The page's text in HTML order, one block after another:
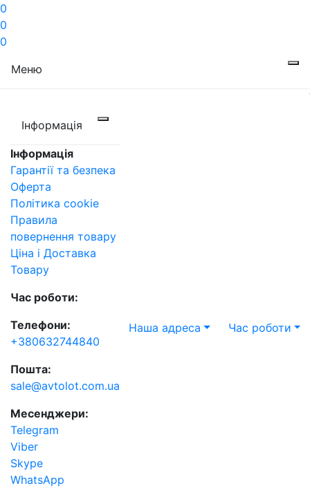
0
0
0
Меню
Інформація
Інформація
Гарантії та безпека
Оферта
Політика cookie
Правила
повернення товару
Ціна і Доставка
Товару
Час роботи:
Телефони:
+380632744840
Пошта:
sale@avtolot.com.ua
Месенджери:
Telegram
Viber
Skype
WhatsApp
Наша адреса Час роботи